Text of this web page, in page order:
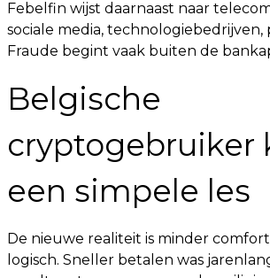
Febelfin wijst daarnaast naar
sociale media, technologiebedrijven,
Fraude begint vaak buiten de
Belgische
cryptogebruiker
een simpele les
De nieuwe realiteit is minder
logisch. Sneller betalen was